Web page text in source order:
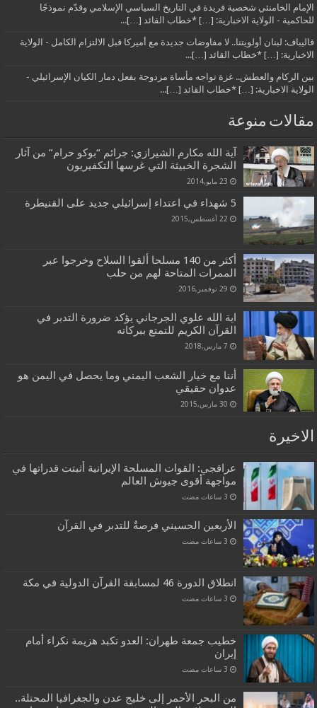
الإمام الخامنئي شخصية فريدة في التاريخ السياسي الإسلامي وقدّم نموذجًا
للحاكمية - الولاية الاخبارية: […] *خطاب القائد […]...
قاليباف: لبنان أولويتنا.. لا مفاوضات جديدة مع أميركا قبل الالتزام الكامل - الولاية
الاخبارية: […] *خطاب القائد […]...
بين الركام والعطش.. غزة تواجه مأساة مزدوجة بفعل دمار الكيان الإسرائيلي -
الولاية الاخبارية: […] *خطاب القائد […]...
مقالات منوعة
آية الله مكارم الشيرازي: جرائم “بوكو حرام” من آثار
الشجرة الخبيثة التي غرسها التكفيريون
23 مايو,2014
5 شهداء في اعتداء إسرائيلي جديد على القنيطرة
22 أغسطس,2015
أكثر من 140 مسلحا ألقوا السلاح وخرجوا عبر
الممرات المتاحة لهم من حلب
29 نوفمبر,2016
اية الله علوي الجرجاني يؤكد ضرورة التدبر في
القرآن الكريم للتمتع ببركاته
7 مارس,2018
أننا مع خيار الشعب اليمني وما يحصل في اليمن هو
عدوان حقيقي
30 مارس,2015
الاخيرة
عراقجي: القوات المسلحة الإيرانية أثبتت قدراتها في
مواجهة أقوى جيوش العالم
الأربعين الحسيني فرصةٌ للتدبر في القرآن
انطلاق الدورة 46 لمسابقة القرآن الدولية في مكة
خطيب جمعة طهران: العدو تكبد هزيمة نكراء أمام
إيران
من البحر الأحمر إلى خليج عدن والجغرافيا المحتلة..